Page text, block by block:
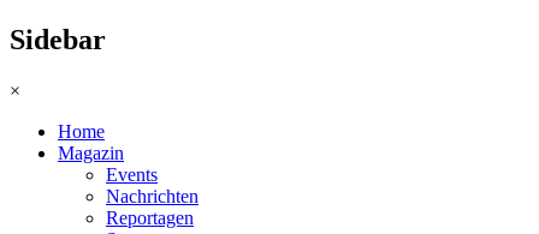
Sidebar
×
Home
Magazin
Events
Nachrichten
Reportagen